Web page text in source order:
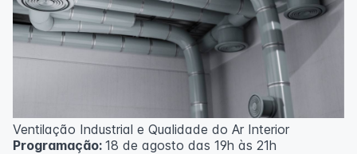
Ventilação Industrial e Qualidade do Ar Interior
Programação: 18 de agosto das 19h às 21h